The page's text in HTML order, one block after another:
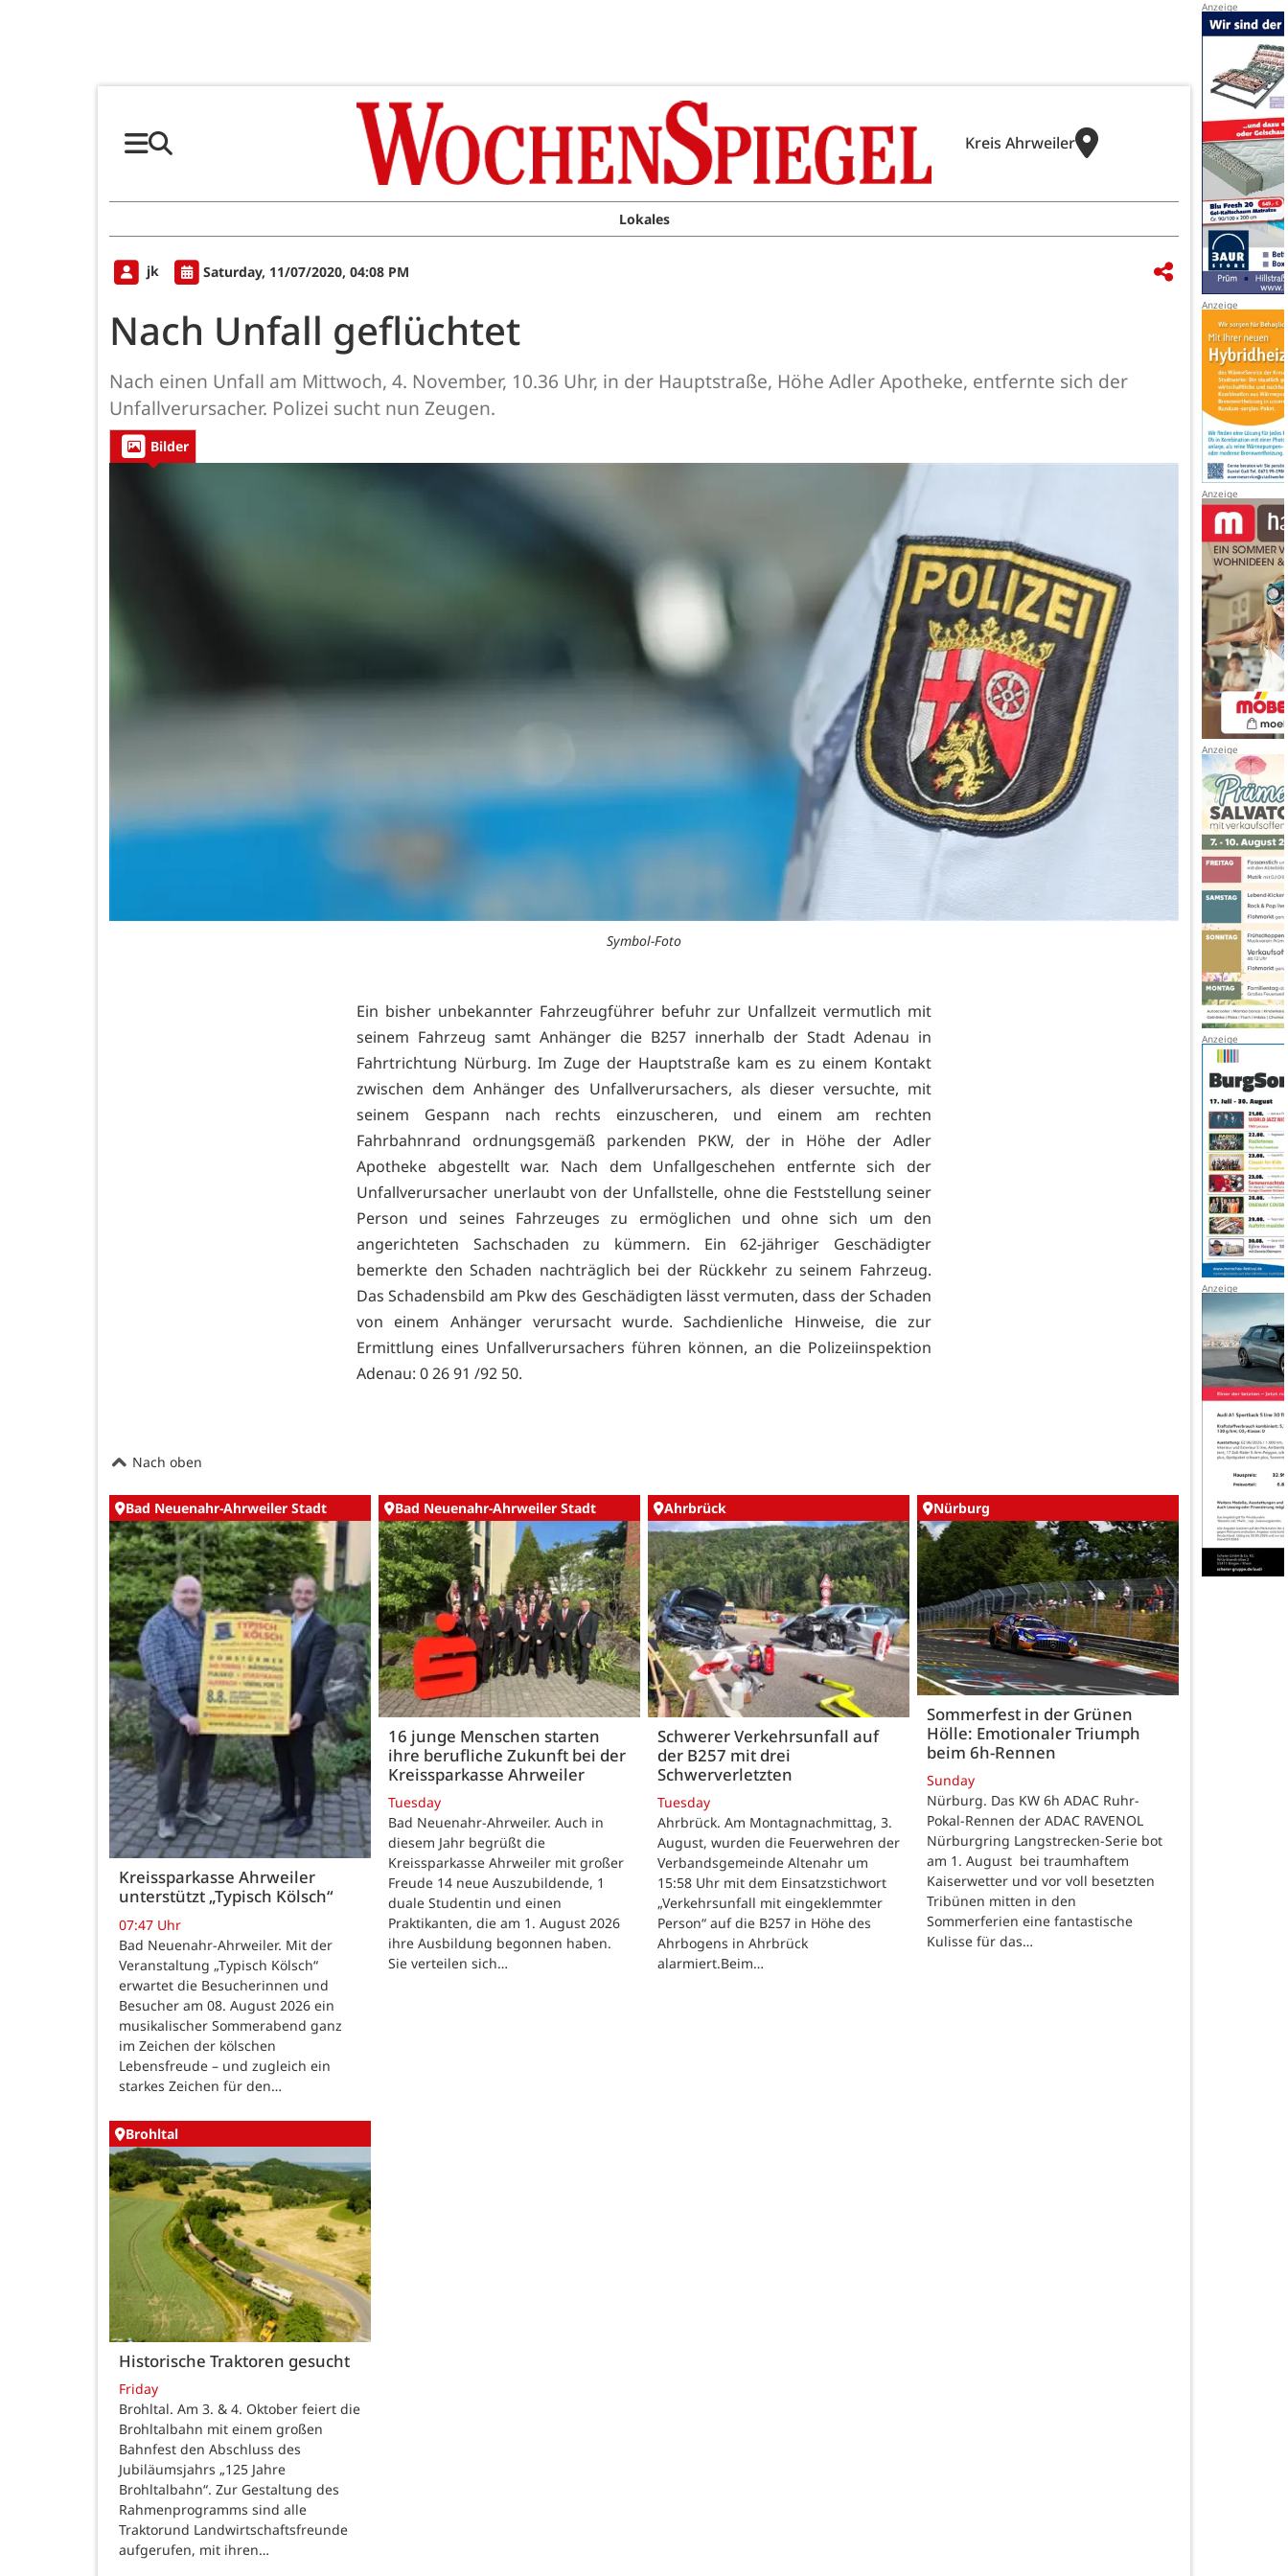
Kreis Ahrweiler
Lokales
jk Saturday, 11/07/2020, 04:08 PM
Nach Unfall geflüchtet
Nach einen Unfall am Mittwoch, 4. November, 10.36 Uhr, in der Hauptstraße, Höhe Adler Apotheke, entfernte sich der
Unfallverursacher. Polizei sucht nun Zeugen.
Bilder
Symbol-Foto
Ein bisher unbekannter Fahrzeugführer befuhr zur Unfallzeit vermutlich mit
seinem Fahrzeug samt Anhänger die B257 innerhalb der Stadt Adenau in
Fahrtrichtung Nürburg. Im Zuge der Hauptstraße kam es zu einem Kontakt
zwischen dem Anhänger des Unfallverursachers, als dieser versuchte, mit
seinem Gespann nach rechts einzuscheren, und einem am rechten
Fahrbahnrand ordnungsgemäß parkenden PKW, der in Höhe der Adler
Apotheke abgestellt war. Nach dem Unfallgeschehen entfernte sich der
Unfallverursacher unerlaubt von der Unfallstelle, ohne die Feststellung seiner
Person und seines Fahrzeuges zu ermöglichen und ohne sich um den
angerichteten Sachschaden zu kümmern. Ein 62-jähriger Geschädigter
bemerkte den Schaden nachträglich bei der Rückkehr zu seinem Fahrzeug.
Das Schadensbild am Pkw des Geschädigten lässt vermuten, dass der Schaden
von einem Anhänger verursacht wurde. Sachdienliche Hinweise, die zur
Ermittlung eines Unfallverursachers führen können, an die Polizeiinspektion
Adenau: 0 26 91 /92 50.
Nach oben
Bad Neuenahr-Ahrweiler Stadt
Kreissparkasse Ahrweiler
unterstützt „Typisch Kölsch“
07:47 Uhr
Bad Neuenahr-Ahrweiler. Mit der
Veranstaltung „Typisch Kölsch“
erwartet die Besucherinnen und
Besucher am 08. August 2026 ein
musikalischer Sommerabend ganz
im Zeichen der kölschen
Lebensfreude – und zugleich ein
starkes Zeichen für den…
Bad Neuenahr-Ahrweiler Stadt
16 junge Menschen starten
ihre berufliche Zukunft bei der
Kreissparkasse Ahrweiler
Tuesday
Bad Neuenahr-Ahrweiler. Auch in
diesem Jahr begrüßt die
Kreissparkasse Ahrweiler mit großer
Freude 14 neue Auszubildende, 1
duale Studentin und einen
Praktikanten, die am 1. August 2026
ihre Ausbildung begonnen haben.
Sie verteilen sich…
Ahrbrück
Schwerer Verkehrsunfall auf
der B257 mit drei
Schwerverletzten
Tuesday
Ahrbrück. Am Montagnachmittag, 3.
August, wurden die Feuerwehren der
Verbandsgemeinde Altenahr um
15:58 Uhr mit dem Einsatzstichwort
„Verkehrsunfall mit eingeklemmter
Person“ auf die B257 in Höhe des
Ahrbogens in Ahrbrück
alarmiert.Beim…
Nürburg
Sommerfest in der Grünen
Hölle: Emotionaler Triumph
beim 6h-Rennen
Sunday
Nürburg. Das KW 6h ADAC Ruhr-
Pokal-Rennen der ADAC RAVENOL
Nürburgring Langstrecken-Serie bot
am 1. August bei traumhaftem
Kaiserwetter und vor voll besetzten
Tribünen mitten in den
Sommerferien eine fantastische
Kulisse für das…
Brohltal
Historische Traktoren gesucht
Friday
Brohltal. Am 3. & 4. Oktober feiert die
Brohltalbahn mit einem großen
Bahnfest den Abschluss des
Jubiläumsjahrs „125 Jahre
Brohltalbahn“. Zur Gestaltung des
Rahmenprogramms sind alle
Traktorund Landwirtschaftsfreunde
aufgerufen, mit ihren…